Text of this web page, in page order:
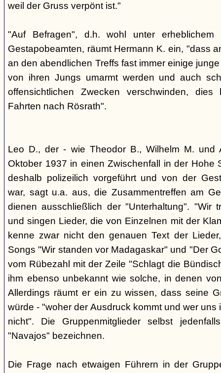
weil der Gruss verpönt ist."
"Auf Befragen", d.h. wohl unter erheblichem
Gestapobeamten, räumt Hermann K. ein, "dass
an den abendlichen Treffs fast immer einige
von ihren Jungs umarmt werden und auch
offensichtlichen Zwecken verschwinden,
Fahrten nach Rösrath".
Leo D., der - wie Theodor B., Wilhelm M. und
Oktober 1937 in einen Zwischenfall in der Hohe
deshalb polizeilich vorgeführt und von der
war, sagt u.a. aus, die Zusammentreffen am
dienen ausschließlich der "Unterhaltung". "Wir
und singen Lieder, die von Einzelnen mit der
kenne zwar nicht den genauen Text der
Songs "Wir standen vor Madagaskar" und "Der
vom Rübezahl mit der Zeile "Schlagt die
ihm ebenso unbekannt wie solche, in denen
Allerdings räumt er ein zu wissen, dass seine
würde - "woher der Ausdruck kommt und wer
nicht". Die Gruppenmitglieder selbst
"Navajos" bezeichnen.
Die Frage nach etwaigen Führern in der